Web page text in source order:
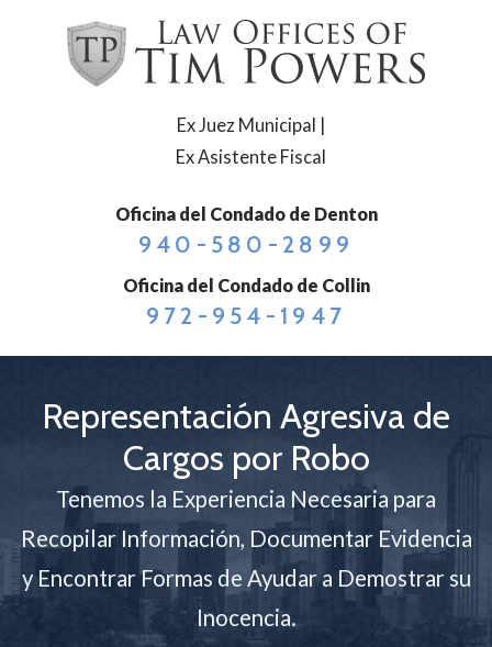
Ex Juez Municipal |
Ex Asistente Fiscal
Oficina del Condado de Denton
940-580-2899
Oficina del Condado de Collin
972-954-1947
Representación Agresiva de
Cargos por Robo
Tenemos la Experiencia Necesaria para
Recopilar Información, Documentar Evidencia
y Encontrar Formas de Ayudar a Demostrar su
Inocencia.